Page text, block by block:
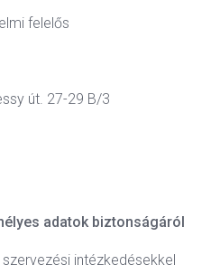
felelős
út. 27-29 B/3
adatok biztonságáról
intézkedésekkel